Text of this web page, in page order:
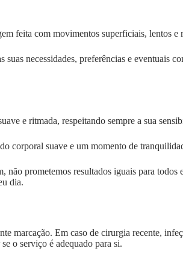
feita com movimentos superficiais, lentos
necessidades, preferências e eventuais
e ritmada, respeitando sempre a sua
corporal suave e um momento de
não prometemos resultados iguais para
dia.
marcação. Em caso de cirurgia recente,
o serviço é adequado para si.